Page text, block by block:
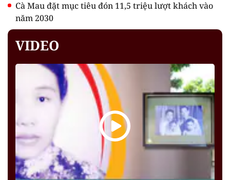
Cà Mau đặt mục tiêu đón 11,5 triệu lượt khách vào
năm 2030
VIDEO